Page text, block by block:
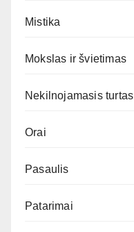
Mistika
Mokslas ir švietimas
Nekilnojamasis turtas
Orai
Pasaulis
Patarimai